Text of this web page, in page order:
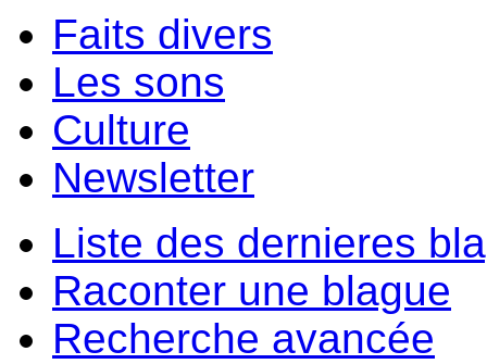
Faits divers
Les sons
Culture
Newsletter
Liste des dernieres
Raconter une blague
Recherche avancée